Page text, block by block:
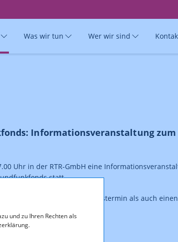
und zu Ihren Rechten als
Was wir tun Wer wir sind
Informationsveranstaltung zum
Uhr in der RTR-GmbH eine
statt.
Rückblick auf den 1. Antragstermin als auch